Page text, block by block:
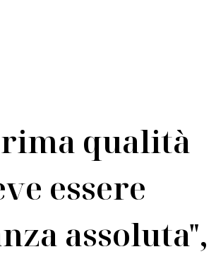
qualità
essere
assoluta",